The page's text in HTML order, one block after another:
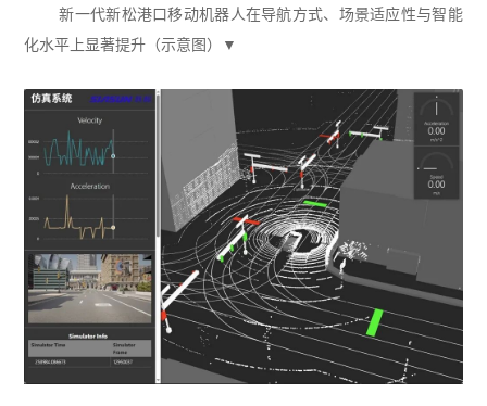
新一代新松港口移动机器人在导航方式、场景适应性与智能
化水平上显著提升（示意图）▼